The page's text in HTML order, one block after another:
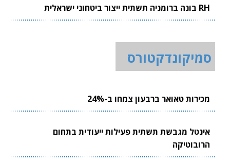
RH בונה ברומניה תשתית ייצור ביטחוני ישראלית
סמיקונדקטורס
מכירות טאואר ברבעון צמחו ב-24%
אינטל מגבשת תשתית פעילות ייעודית בתחום
הרובוטיקה